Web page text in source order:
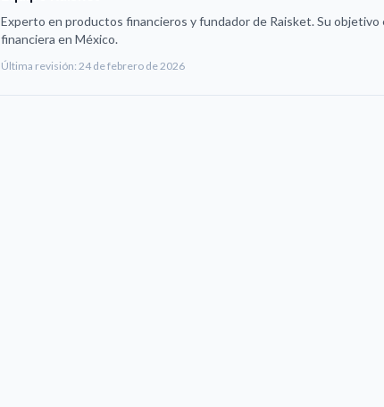
Experto en productos financieros y fundador de Raisket. Su objetivo
financiera en México.
Última revisión: 24 de febrero de 2026